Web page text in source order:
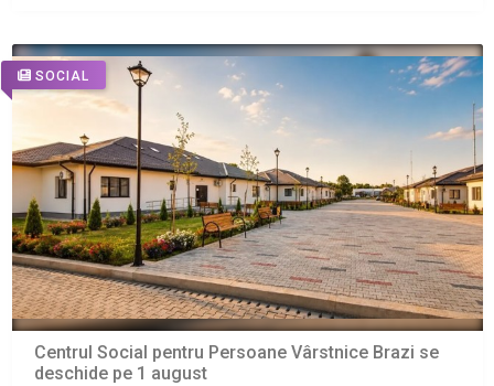
SOCIAL
Centrul Social pentru Persoane Vârstnice Brazi se
deschide pe 1 august